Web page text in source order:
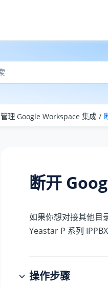
管理 Google Workspace 集成
断开
如果你想对接其他目
Yeastar P 系列 IPPBX
操作步骤